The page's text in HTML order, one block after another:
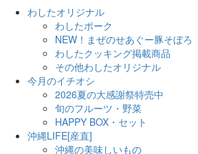
わしたオリジナル
わしたポーク
NEW！まぜのせあぐー豚そぼろ
わしたクッキング掲載商品
その他わしたオリジナル
今月のイチオシ
2026夏の大感謝祭特売中
旬のフルーツ・野菜
HAPPY BOX・セット
沖縄LIFE[産直]
沖縄の美味しいもの